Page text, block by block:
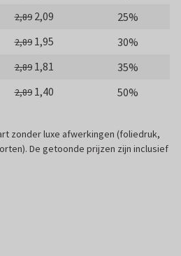
2,89 2,09
25%
2,89 1,95
30%
2,89 1,81
35%
2,89 1,40 50%
zonder luxe afwerkingen (foliedruk,
De getoonde prijzen zijn inclusief